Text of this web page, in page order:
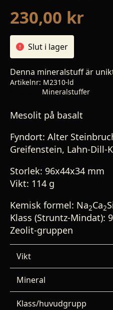
230,00 kr
Slut i lager
Denna mineralstuff är
Artikelnr: M2310-ld
Mineralstuffer
Mesolit på basalt
Fyndort: Alter
Greifenstein, Lahn-Dill-
Storlek: 96x44x34 mm
Vikt: 114 g
Kemisk formel: Na2Ca2
Klass (Struntz-Mindat):
Zeolit-gruppen
Vikt
Mineral
Klass/huvudgrupp